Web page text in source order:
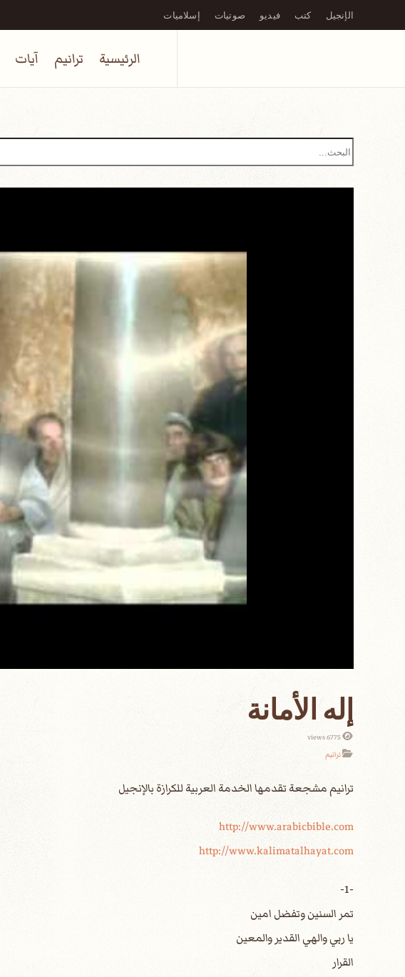
Skip to main content
الإنجيل كتب فيديو صوتيات إسلاميات
الرئيسية ترانيم آيات
إله الأمانة
6775 views
ترانيم
http://www.arabicbible.com
http://www.kalimatalhayat.com
-1-
تمر السنين وتفضل امين
يا ربي والهي القدير والمعين
القرار